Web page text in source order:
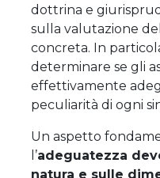
dottrina e
sulla valutazione
concreta. In
determinare se gli
effettivamente
peculiarità di ogni
Un aspetto
l’adeguatezza
natura e sulle